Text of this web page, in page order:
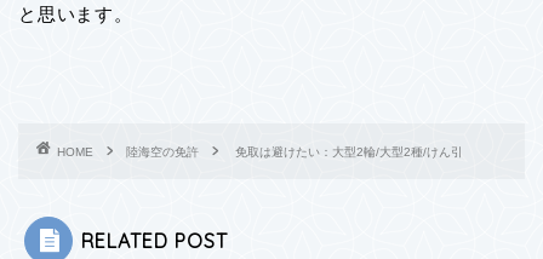
と思います。
HOME 陸海空の免許 免取は避けたい：大型2輪/大型2種/けん引
RELATED POST